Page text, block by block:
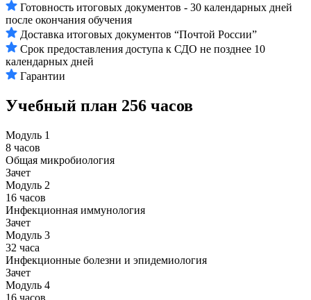
Готовность итоговых документов - 30 календарных дней
после окончания обучения
Доставка итоговых документов “Почтой России”
Срок предоставления доступа к СДО не позднее 10
календарных дней
Гарантии
Учебный план 256 часов
Модуль 1
8 часов
Общая микробиология
Зачет
Модуль 2
16 часов
Инфекционная иммунология
Зачет
Модуль 3
32 часа
Инфекционные болезни и эпидемиология
Зачет
Модуль 4
16 часов